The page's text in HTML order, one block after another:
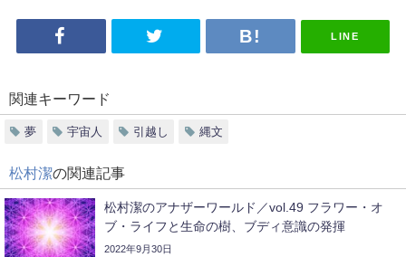
LINE
関連キーワード
夢 宇宙人 引越し 縄文
松村潔の関連記事
松村潔のアナザーワールド／vol.49 フラワー・オ
ブ・ライフと生命の樹、ブディ意識の発揮
2022年9月30日